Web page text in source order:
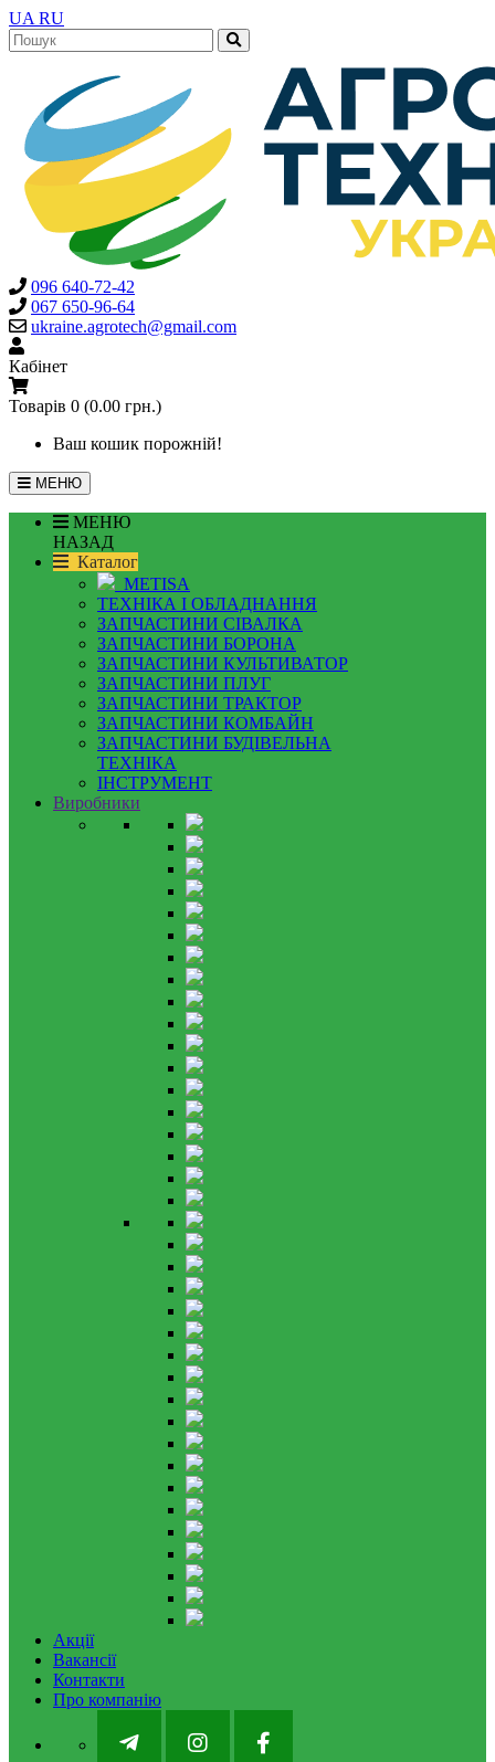
UA RU
096 640-72-42
067 650-96-64
ukraine.agrotech@gmail.com
Кабінет
Товарів 0 (0.00 грн.)
Ваш кошик порожній!
МЕНЮ
МЕНЮ
НАЗАД
Каталог
METISA
ТЕХНІКА І ОБЛАДНАННЯ
ЗАПЧАСТИНИ СІВАЛКА
ЗАПЧАСТИНИ БОРОНА
ЗАПЧАСТИНИ КУЛЬТИВАТОР
ЗАПЧАСТИНИ ПЛУГ
ЗАПЧАСТИНИ ТРАКТОР
ЗАПЧАСТИНИ КОМБАЙН
ЗАПЧАСТИНИ БУДІВЕЛЬНА
ТЕХНІКА
ІНСТРУМЕНТ
Виробники
Акції
Вакансії
Контакти
Про компанію